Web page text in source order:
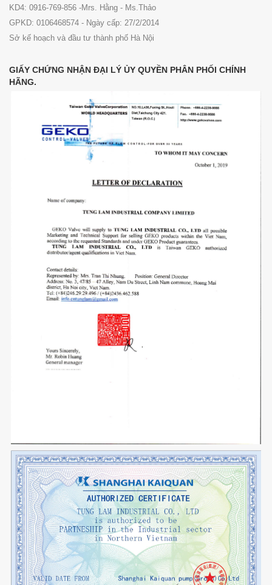
KD4: 0916-769-856 -Mrs. Hằng - Ms.Thảo
GPKD: 0106468574 - Ngày cấp: 27/2/2014
Sở kế hoạch và đầu tư thành phố Hà Nội
GIẤY CHỨNG NHẬN ĐẠI LÝ ỦY QUYỀN PHÂN PHỐI CHÍNH
HÃNG.